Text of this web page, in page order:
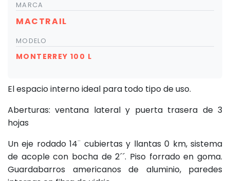
MARCA
MACTRAIL
MODELO
MONTERREY 100 L
El espacio interno ideal para todo tipo de uso.
Aberturas: ventana lateral y puerta trasera de 3
hojas
Un eje rodado 14¨ cubiertas y llantas 0 km, sistema
de acople con bocha de 2´´. Piso forrado en goma.
Guardabarros americanos de aluminio, paredes